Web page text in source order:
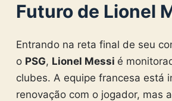
Futuro de Lionel
Entrando na reta final de seu
o PSG, Lionel Messi é
clubes. A equipe francesa está
renovação com o jogador, mas